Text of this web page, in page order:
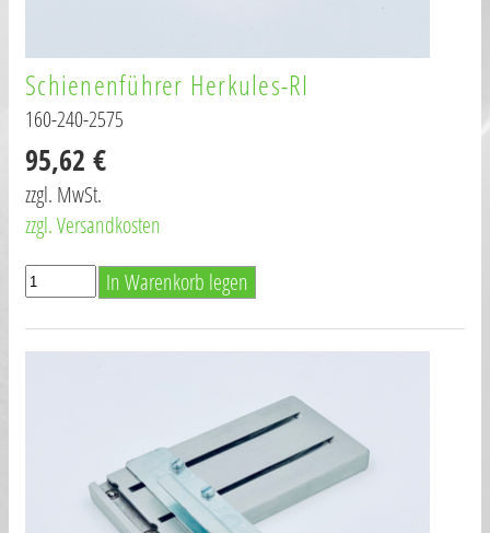
Schienenführer Herkules-RI
160-240-2575
95,62 €
zzgl. MwSt.
zzgl. Versandkosten